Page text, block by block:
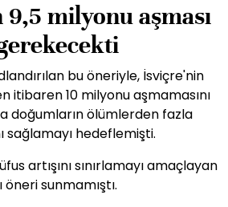
milyonu aşması
bu öneriyle, İsviçre'nin
itibaren 10 milyonu aşmamasını
doğumların ölümlerden fazla
sağlamayı hedeflemişti.
artışını sınırlamayı amaçlayan
sunmamıştı.